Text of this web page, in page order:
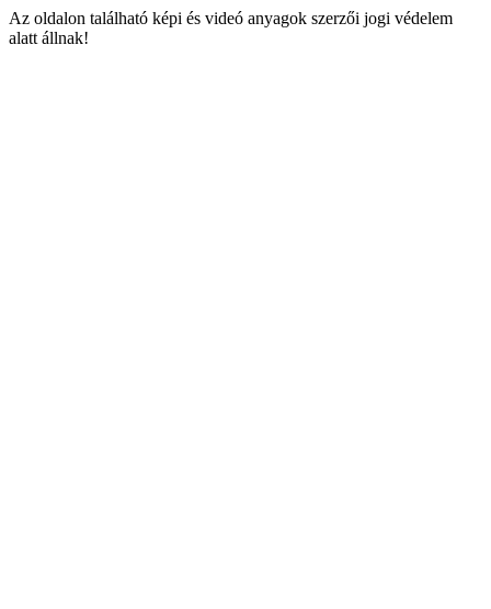
Az oldalon található képi és videó anyagok szerzői jogi védelem
alatt állnak!